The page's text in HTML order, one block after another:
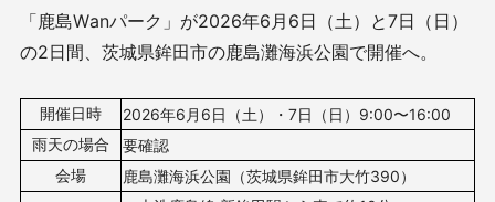
「鹿島Wanパーク」が2026年6月6日（土）と7日（日）
の2日間、茨城県鉾田市の鹿島灘海浜公園で開催へ。
開催日時 2026年6月6日（土）・7日（日）9:00〜16:00
雨天の場合
要確認
会場
鹿島灘海浜公園（茨城県鉾田市大竹390）